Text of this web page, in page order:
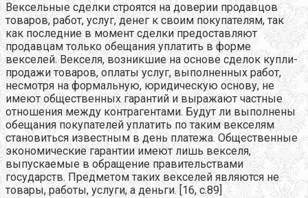
Вексельные сделки строятся на доверии продавцов
товаров, работ, услуг, денег к своим покупателям, так
как последние в момент сделки предоставляют
продавцам только обещания уплатить в форме
векселей. Векселя, возникшие на основе сделок купли-
продажи товаров, оплаты услуг, выполненных работ,
несмотря на формальную, юридическую основу, не
имеют общественных гарантий и выражают частные
отношения между контрагентами. Будут ли выполнены
обещания покупателей уплатить по таким векселям
становиться известным в день платежа. Общественные
экономические гарантии имеют лишь векселя,
выпускаемые в обращение правительствами
государств. Предметом таких векселей являются не
товары, работы, услуги, а деньги. [16, с.89]